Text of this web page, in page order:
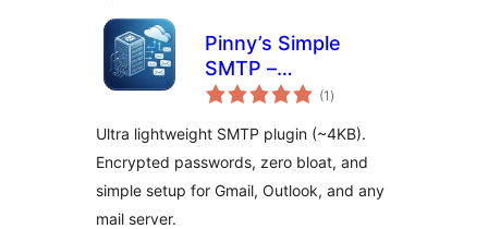
Pinny’s Simple
SMTP –
Lightweight SMTP
(1 celkové
hodnotenie
)
Ultra lightweight SMTP plugin (~4KB).
Encrypted passwords, zero bloat, and
simple setup for Gmail, Outlook, and any
mail server.